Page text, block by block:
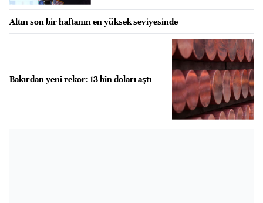
Altın son bir haftanın en yüksek seviyesinde
Bakırdan yeni rekor: 13 bin doları aştı